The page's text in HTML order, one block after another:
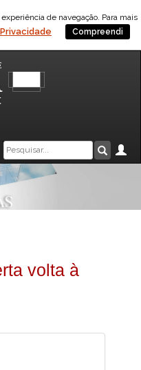
de navegação. Para mais
Compreendi
Caixa
de
pesquisa
volta à